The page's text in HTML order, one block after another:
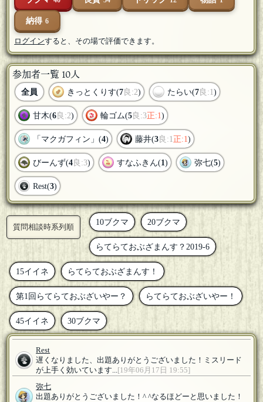
納得 6
ログインすると、その場で評価できます。
参加者一覧 10人
全員 きっとくりす(7良:2) たらい(7良:1)
甘木(6良:2) 輪ゴム(5良:3正:1)
「マクガフィン」(4) 藤井(3良:1正:1)
びーんず(4良:3) すなふきん(1) 弥七(5)
Rest(3)
質問相談時系列順
10ブクマ 20ブクマ
らてらておぶざまんす？2019-6
15イイネ らてらておぶざまんす！
第1回らてらておぶざいやー？ らてらておぶざいやー！
45イイネ 30ブクマ
Rest
遅くなりました、出題ありがとうございました！ミスリード
が上手く効いています...[19年06月17日 19:55]
弥七
出題ありがとうございました！^ ^なるほどーと思いました！